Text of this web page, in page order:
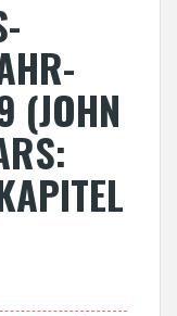
(JOHN